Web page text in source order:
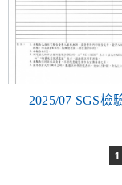
2025/07 SGS檢
1